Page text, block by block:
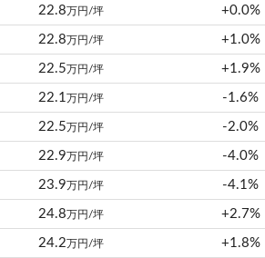
22.8万円/坪 +0.0%
22.8万円/坪 +1.0%
22.5万円/坪 +1.9%
22.1 万円/坪 -1.6%
22.5万円/坪 -2.0%
22.9万円/坪 -4.0%
23.9万円/坪 -4.1%
24.8万円/坪 +2.7%
24.2万円/坪 +1.8%